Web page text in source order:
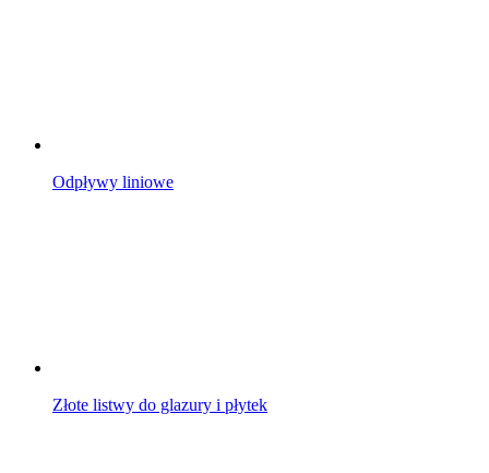
Odpływy liniowe
Złote listwy do glazury i płytek